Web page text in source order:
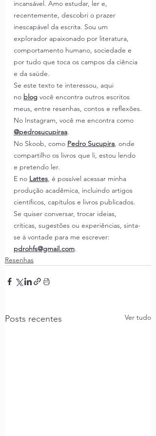
incansável. Amo estudar, ler e,
recentemente, descobri o prazer
inescapável da escrita. Sou um
explorador apaixonado por literatura,
comportamento humano, sociedade e
por tudo que toca os campos da ciência
e da saúde.
Se este texto te interessou, aqui
no blog você encontra outros escritos
meus, entre resenhas, contos e reflexões.
No Instagram, você me encontra como
@pedrosucupiraa.
No Skoob, como Pedro Sucupira, onde
compartilho os livros que li, estou lendo
e pretendo ler.
E no Lattes, é possível acessar minha
produção acadêmica, incluindo artigos
científicos, capítulos e livros publicados.
Se quiser conversar, trocar ideias,
críticas, sugestões ou experiências, sinta-
se à vontade para me escrever:
pdrohfs@gmail.com.
Resenhas
Posts recentes Ver tudo